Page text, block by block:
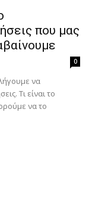
που μας
0
να
Τι είναι το
να το